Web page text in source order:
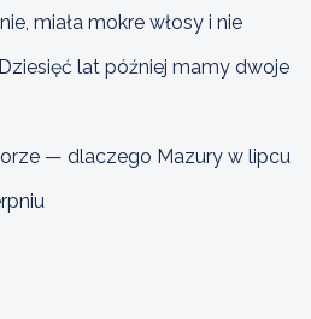
miała mokre włosy i nie
lat później mamy dwoje
— dlaczego Mazury w lipcu